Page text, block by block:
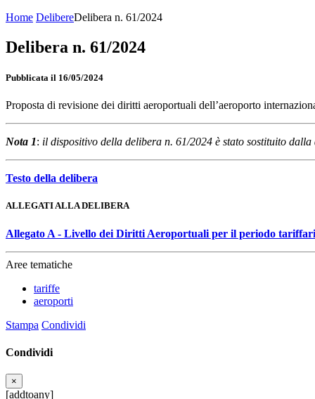
Home DelibereDelibera n. 61/2024
Delibera n. 61/2024
Pubblicata il 16/05/2024
Proposta di revisione dei diritti aeroportuali dell’aeroporto
Nota 1: il dispositivo della delibera n. 61/2024 è stato sostituito
Testo della delibera
ALLEGATI ALLA DELIBERA
Allegato A - Livello dei Diritti Aeroportuali per il periodo
Aree tematiche
tariffe
aeroporti
Stampa Condividi
Condividi
×
[addtoany]